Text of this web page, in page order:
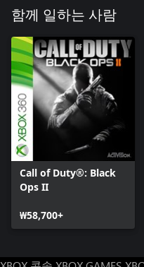
함께 일하는 사람
Call of Duty®: Black
Ops II
₩58,700+